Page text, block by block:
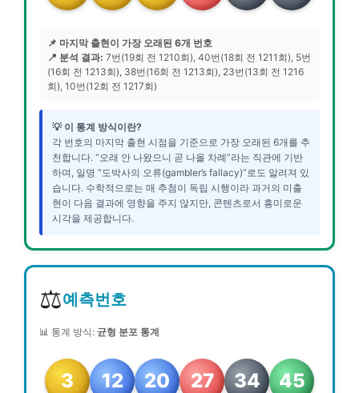
📌 마지막 출현이 가장 오래된 6개 번호
📍 분석 결과: 7번(19회 전 1210회), 40번(18회 전 1211회), 5번
(16회 전 1213회), 38번(16회 전 1213회), 23번(13회 전 1216
회), 10번(12회 전 1217회)
💡 이 통계 방식이란?
각 번호의 마지막 출현 시점을 기준으로 가장 오래된 6개를 추
천합니다. “오래 안 나왔으니 곧 나올 차례”라는 직관에 기반
하며, 일명 “도박사의 오류(gambler’s fallacy)”로도 알려져 있
습니다. 수학적으로는 매 추첨이 독립 시행이라 과거의 미출
현이 다음 결과에 영향을 주지 않지만, 콘텐츠로서 흥미로운
시각을 제공합니다.
⚖️예측번호
📊 통계 방식: 균형 분포 통계
3 12 20 27 34 45